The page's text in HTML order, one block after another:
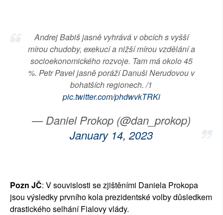
Andrej Babiš jasně vyhrává v obcích s vyšší
mírou chudoby, exekucí a nižší mírou vzdělání a
socioekonomického rozvoje. Tam má okolo 45
%. Petr Pavel jasně poráží Danuši Nerudovou v
bohatších regionech. /1
pic.twitter.com/phdwvkTRKi
— Daniel Prokop (@dan_prokop)
January 14, 2023
Pozn JČ: V souvislosti se zjištěními Daniela Prokopa
jsou výsledky prvního kola prezidentské volby důsledkem
drastického selhání Fialovy vlády.